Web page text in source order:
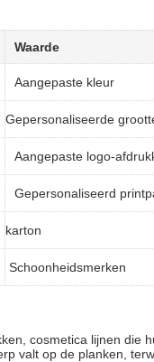
Waarde
Aangepaste kleur
Gepersonaliseerde
Aangepaste logo-
Gepersonaliseerd
karton
Schoonheidsmerken
cosmetica lijnen die
valt op de planken,